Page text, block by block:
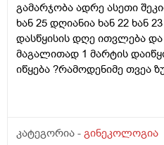
გამარჯობა ადრე ასეთი
ხან 25 დღიანია ხან 22 ხან
დასწყისის დღე ითვლება
მაგალითად 1 მარტის
იწყება ?რამოდენიმე თვეა
მეშინია კიდევ ხომ არ
განმავლობაში ? შესაძლოა
კატეგორია - გინეკოლოგია